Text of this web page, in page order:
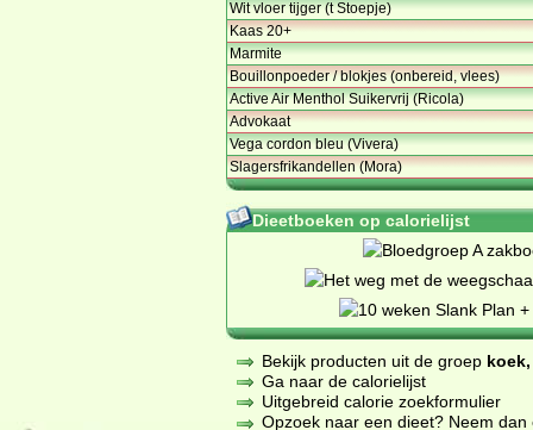
Wit vloer tijger (t Stoepje)
Kaas 20+
Marmite
Bouillonpoeder / blokjes (onbereid, vlees)
Active Air Menthol Suikervrij (Ricola)
Advokaat
Vega cordon bleu (Vivera)
Slagersfrikandellen (Mora)
Dieetboeken op calorielijst
Bekijk producten uit de groep
Ga naar de calorielijst
Uitgebreid calorie zoekformulier
Opzoek naar een dieet? Neem